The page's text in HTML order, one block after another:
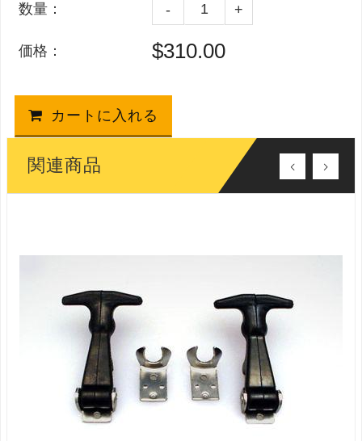
数量： - +
価格： $310.00
カートに入れる
関連商品